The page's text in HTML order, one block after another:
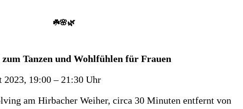
☘️🌸🌿
Tanzen und Wohlfühlen für Frauen
19:00 – 21:30 Uhr
am Hirbacher Weiher, circa 30 Minuten entfernt von